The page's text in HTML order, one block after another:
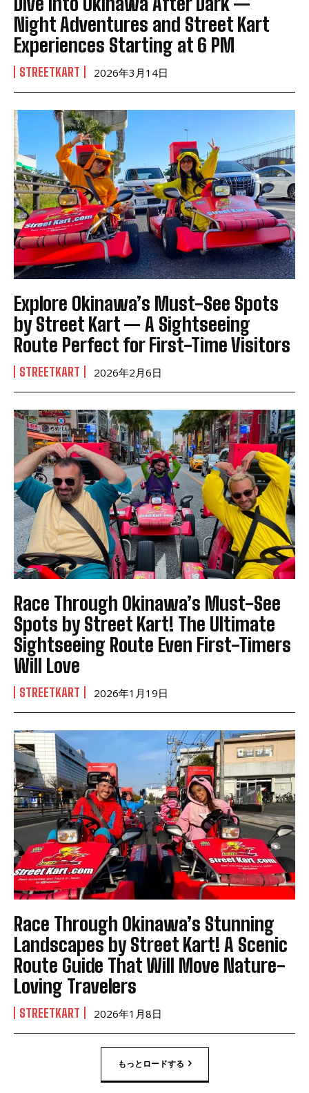
Night Adventures and Street Kart
Experiences Starting at 6 PM
STREETKART 2026年3月14日
Explore Okinawa’s Must-See Spots
by Street Kart — A Sightseeing
Route Perfect for First-Time Visitors
STREETKART 2026年2月6日
Race Through Okinawa’s Must-See
Spots by Street Kart! The Ultimate
Sightseeing Route Even First-Timers
Will Love
STREETKART 2026年1月19日
Race Through Okinawa’s Stunning
Landscapes by Street Kart! A Scenic
Route Guide That Will Move Nature-
Loving Travelers
STREETKART 2026年1月8日
もっとロードする